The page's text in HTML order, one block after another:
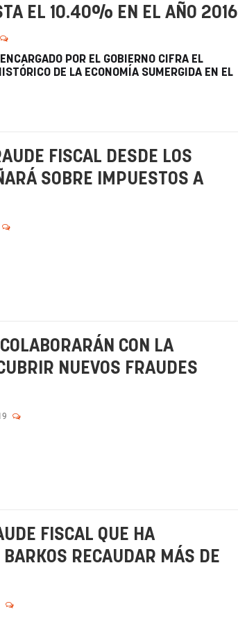
EL 10.40% EN EL AÑO 2016
POR EL GOBIERNO CIFRA EL
DE LA ECONOMÍA SUMERGIDA EN EL
FISCAL DESDE LOS
SOBRE IMPUESTOS A
CON LA
NUEVOS FRAUDES
FISCAL QUE HA
RECAUDAR MÁS DE